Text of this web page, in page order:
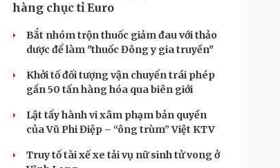
hàng chục tỉ Euro
Bắt nhóm trộn thuốc giảm đau với thảo
dược để làm "thuốc Đông y gia truyền"
Khởi tố đối tượng vận chuyển trái phép
gần 50 tấn hàng hóa qua biên giới
Lật tẩy hành vi xâm phạm bản quyền
của Vũ Phi Điệp – “ông trùm” Việt KTV
Truy tố tài xế xe tải vụ nữ sinh tử vong ở